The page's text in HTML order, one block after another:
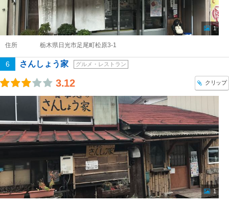
1
住所 栃木県日光市足尾町松原3-1
6 さんしょう家 グルメ・レストラン
3.12 クリップ
1